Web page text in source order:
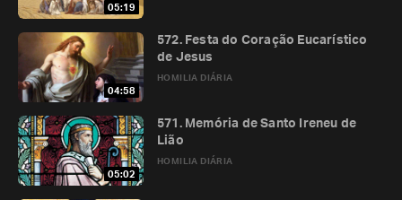
05:19
04:58
HOMILIA DIÁRIA
572. Festa do Coração Eucarístico
de Jesus
05:02
HOMILIA DIÁRIA
571. Memória de Santo Ireneu de
Lião